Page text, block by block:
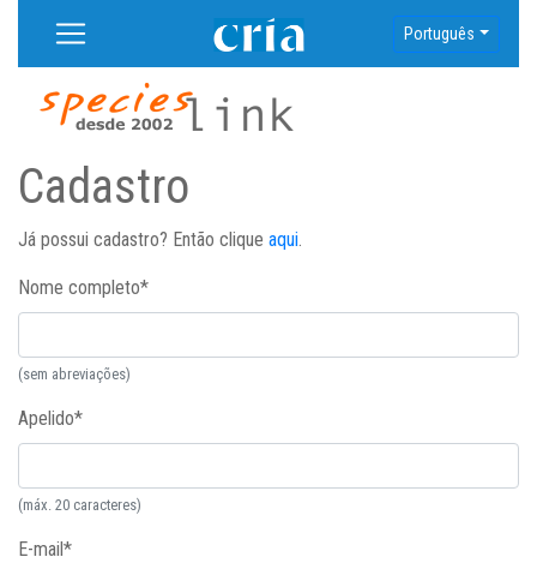
Português
Cadastro
Já possui cadastro? Então clique aqui.
Nome completo*
(sem abreviações)
Apelido*
(máx. 20 caracteres)
E-mail*